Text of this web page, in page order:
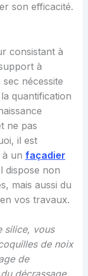
son efficacité.
consistant à
à
nécessite
quantification
ne pas
il est
un façadier
dispose non
mais aussi du
vos travaux.
silice, vous
de noix
de